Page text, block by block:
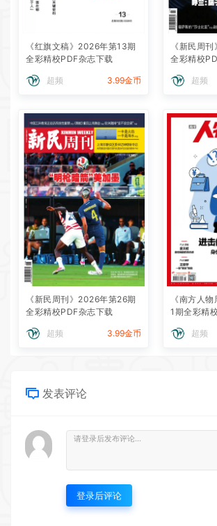
《红旗文稿》2026年第13期
全彩精校PDF杂志下载
超频 3.99金币
《新民周
全彩精校
超频
《新民周刊》2026年第26期
全彩精校PDF杂志下载
超频 3.99金币
《南方人
1期全彩精
超频
发表评论
登录后评论